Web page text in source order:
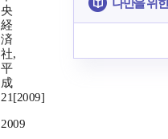
央
経
済
社,
平
成
21[2009]
2009
나만을 위